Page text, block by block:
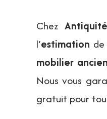
Chez
l’estimation
mobilier ancien
Nous vous
gratuit pour